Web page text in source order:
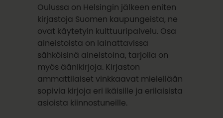
Oulussa on Helsingin jälkeen eniten
kirjastoja Suomen kaupungeista, ne
ovat käytetyin kulttuuripalvelu. Osa
aineistoista on lainattavissa
sähköisinä aineistoina, tarjolla on
myös äänikirjoja. Kirjaston
ammattilaiset vinkkaavat mielellään
sopivia kirjoja eri ikäisille ja erilaisista
asioista kiinnostuneille.